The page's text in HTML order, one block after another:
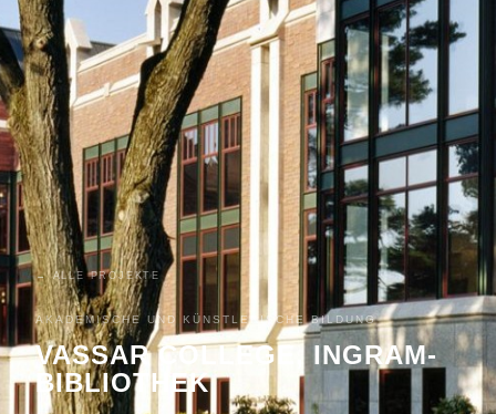
← ALLE PROJEKTE
AKADEMISCHE UND KÜNSTLERISCHE BILDUNG
VASSAR COLLEGE, INGRAM-
BIBLIOTHEK